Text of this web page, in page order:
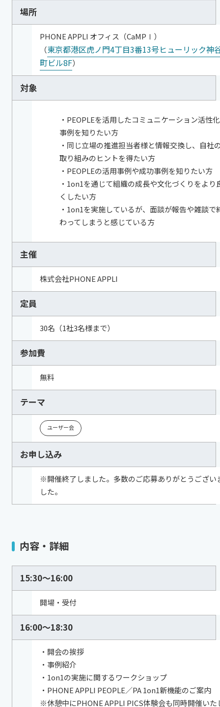
場所
PHONE APPLI オフィス（CaMPⅠ）
（東京都港区虎ノ門4丁目3番13号ヒューリック神
町ビル8F）
対象
・PEOPLEを活用したコミュニケーション活性
事例を知りたい方
・同じ立場の推進担当者様と情報交換し、自社
取り組みのヒントを得たい方
・PEOPLEの活用事例や成功事例を知りたい方
・1on1を通じて組織の成長や文化づくりをより
くしたい方
・1on1を実施しているが、面談が報告や雑談で
わってしまうと感じている方
主催
株式会社PHONE APPLI
定員
30名（1社3名様まで）
参加費
無料
テーマ
ユーザー会
お申し込み
※開催終了しました。多数のご応募ありがとうござい
した。
内容・詳細
15:30～16:00
開場・受付
16:00～18:30
・開会の挨拶
・事例紹介
・1on1の実施に関するワークショップ
・PHONE APPLI PEOPLE／PA 1on1新機能のご案内
※休憩中にPHONE APPLI PICS体験会も同時開催いた